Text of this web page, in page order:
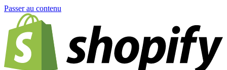
Passer au contenu